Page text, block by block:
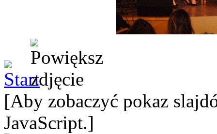
[Aby zobaczyć pokaz
JavaScript.]